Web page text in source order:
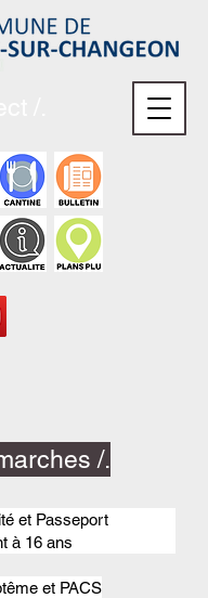
/.
et Passeport
à 16 ans
et PACS